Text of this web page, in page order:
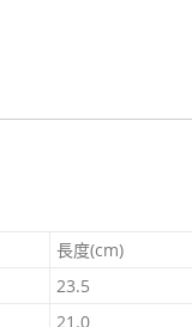
長度(cm)
23.5
21.0